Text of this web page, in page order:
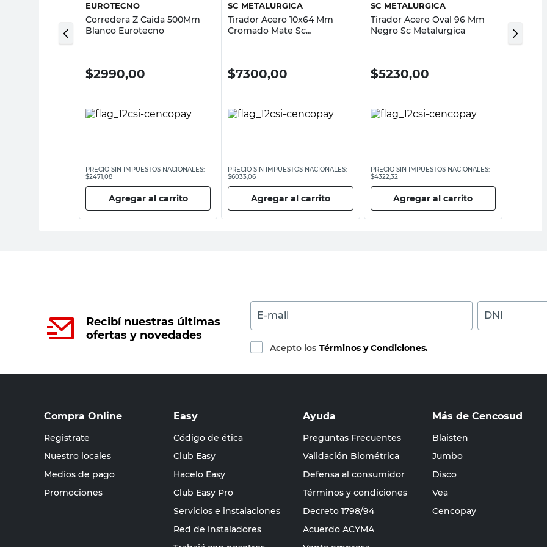
EUROTECNO
Corredera Z Caida 500Mm
Blanco Eurotecno
$2990,00
PRECIO SIN IMPUESTOS NACIONALES:
$2471,08
Agregar al carrito
SC METALURGICA
Tirador Acero 10x64 Mm
Cromado Mate Sc
$7300,00
PRECIO SIN IMPUESTOS NACIONALES:
$6033,06
Agregar al carrito
SC METALURGICA
Tirador Acero Oval 96 Mm
Negro Sc Metalurgica
$5230,00
PRECIO SIN IMPUESTOS NACIONALES:
$4322,32
Agregar al carrito
Mm
Recibí nuestras últimas
ofertas y novedades
E-mail DNI
Acepto los Términos y Condiciones.
Compra Online
Registrate
Nuestro locales
Medios de pago
Promociones
Easy
Código de ética
Club Easy
Hacelo Easy
Club Easy Pro
Servicios e instalaciones
Red de instaladores
Ayuda
Preguntas Frecuentes
Validación Biométrica
Defensa al consumidor
Términos y condiciones
Decreto 1798/94
Acuerdo ACYMA
Más de Cencosud
Blaisten
Jumbo
Disco
Vea
Cencopay